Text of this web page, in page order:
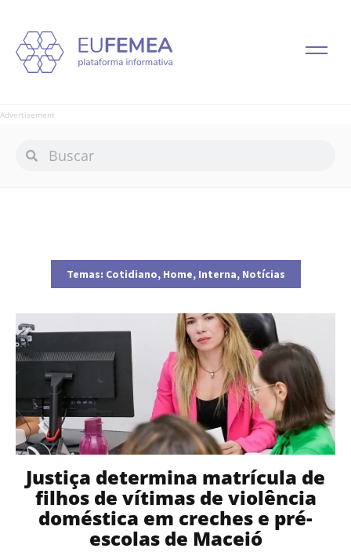
Advertisement
Temas: Cotidiano, Home, Interna, Notícias
Justiça determina matrícula de
filhos de vítimas de violência
doméstica em creches e pré-
escolas de Maceió